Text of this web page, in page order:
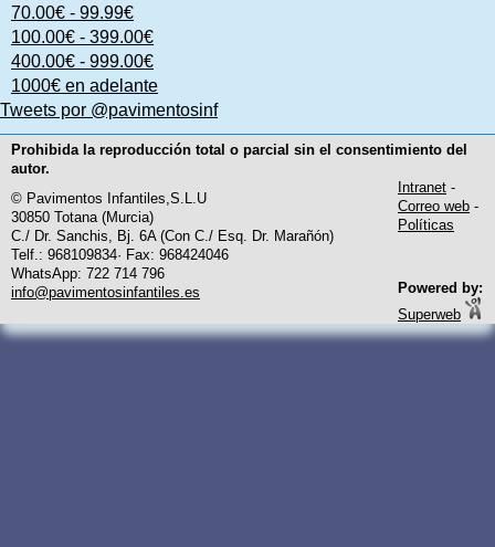
70.00€ - 99.99€
100.00€ - 399.00€
400.00€ - 999.00€
1000€ en adelante
Tweets por @pavimentosinf
Prohibida la reproducción total o parcial sin el consentimiento del
autor.
© Pavimentos Infantiles,S.L.U
30850 Totana (Murcia)
C./ Dr. Sanchis, Bj. 6A (Con C./ Esq. Dr. Marañón)
Telf.: 968109834· Fax: 968424046
WhatsApp: 722 714 796
info@pavimentosinfantiles.es
Intranet -
Correo web -
Políticas
Powered by:
Superweb